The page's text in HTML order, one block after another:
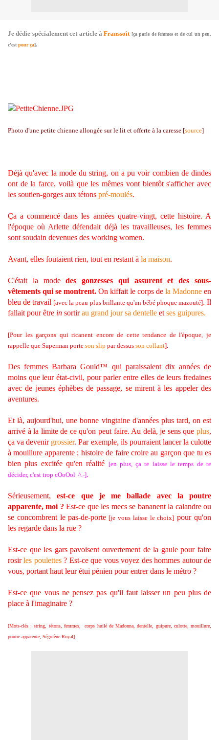
Je dédie spécialement cet article àFranssoit [ça parle de femmes et de cul un peu,
c'est pour ça].
Photo d'une petite chienne allongée sur le lit et offerte à la caresse [source]
Déjà qu'avec la mode du string, on a pu voir combien de dindes
ont de la farce, voilà que les mêmes vont bientôt s'afficher avec
les soutien-gorges aux tétons pré-moulés.
Ça a commencé dans les années quatre-vingt, cette histoire. A
l'époque où Arlette défendait déjà les travailleuses, les femmes
sont soudain devenues des working women.
Avant, elles foutaient rien, tout en restant à la maison.
C'était la modedes gonzesses qui assurent
et des sous-
vêtements qui se montrent. On kiffait le corps de la Madonne en
bleu de travail [avec la peau plus brillante qu'un bébé phoque mazouté]. Il
fallait pour être in sortirau grand jour sa dentelle et ses guipures.
[Pour les garçons qui ricanent encore de cette tendance de l'époque, je
rappelle que Superman porte son slip par dessus son collant].
Des femmes Barbara Gould™ qui paraissaient dix années de
moins que leur état-civil, pour parler entre elles de leurs fredaines
avec de jeunes éphèbes de passage, se mirent à les appeler des
aventures.
Et là, aujourd'hui, une bonne vingtaine d'années plus tard, on est
arrivé à la limite de ce qu'on peut faire. Au delà, je sens que plus,
ça va devenir grossier. Par exemple, ils pourraient lancer la culotte
à mouillure apparente ; histoire de faire croire au garçon que tu es
bien plus excitée qu'en réalité [en plus, ça te laisse le temps de te
décider, c'est trop cOoOol ^.-].
Sérieusement,est-ce que je me ballade avec la poutre
apparente, moi ? Est-ce que les mecs se bananent la calandreou
se concombrent le pas-de-porte [je vous laisse le choix] pour qu'on
les regarde dans la rue ?
Est-ce que les gars pavoisent ouvertement de la gaule pour faire
rosirles poulettes? Est-ce que vous voyez des hommes autour de
vous, portant haut leur étui pénien pour entrer dans le métro ?
Est-ce que vous ne pensez pas qu'il faut laisser un peu plus de
place à l'imaginaire ?
[Mots-clés : string, tétons, femmes, corps huilé de Madonna, dentelle, guipure, culotte, mouillure,
poutre apparente, Ségolène Royal]